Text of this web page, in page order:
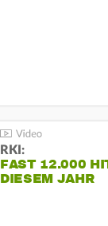
RKI:
FAST 12.000
DIESEM JAHR